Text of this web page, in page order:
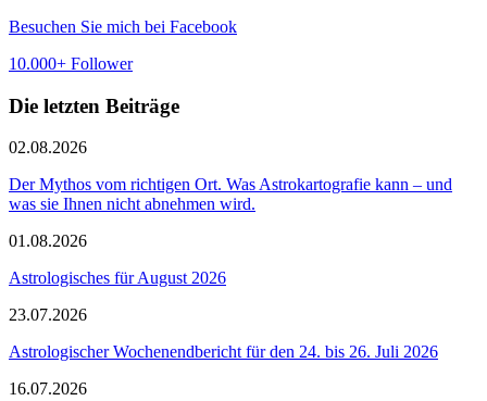
Besuchen Sie mich bei Facebook
10.000+ Follower
Die letzten Beiträge
02.08.2026
Der Mythos vom richtigen Ort. Was Astrokartografie kann – und
was sie Ihnen nicht abnehmen wird.
01.08.2026
Astrologisches für August 2026
23.07.2026
Astrologischer Wochenendbericht für den 24. bis 26. Juli 2026
16.07.2026